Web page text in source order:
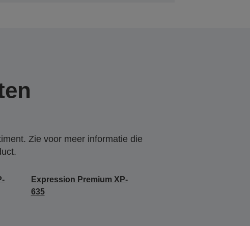
Zie voor meer informatie die
Expression Premium XP-
635